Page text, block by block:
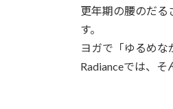
更年期の腰のだる
す。
ヨガで「ゆるめな
Radianceでは、そ